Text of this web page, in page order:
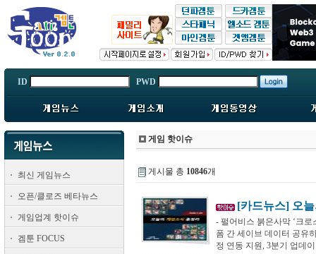
ID PWD
최신 게임뉴스
오픈/클로즈 베타뉴스
게임업계 핫이슈
겜툰 FOCUS
게임 핫이슈
게시물 총 10846개
[카드뉴스] 오
- 펄어비스 붉은사막 ‘크
폼 간 세이브 데이터 공유
정 연동 지원, 3분기 업데